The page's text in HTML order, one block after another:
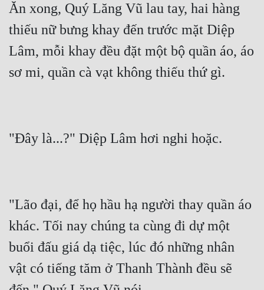
Ăn xong, Quý Lăng Vũ lau tay, hai hàng
thiếu nữ bưng khay đến trước mặt Diệp
Lâm, mỗi khay đều đặt một bộ quần áo, áo
"Lão đại, để họ hầu hạ người thay quần áo
khác. Tối nay chúng ta cùng đi dự một
buổi đấu giá dạ tiệc, lúc đó những nhân
vật có tiếng tăm ở Thanh Thành đều sẽ